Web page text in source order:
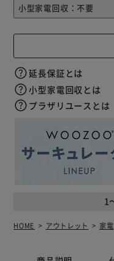
1
延長保証とは
小型家電回収とは
プラザリユースとは
HOME アウトレット 家電